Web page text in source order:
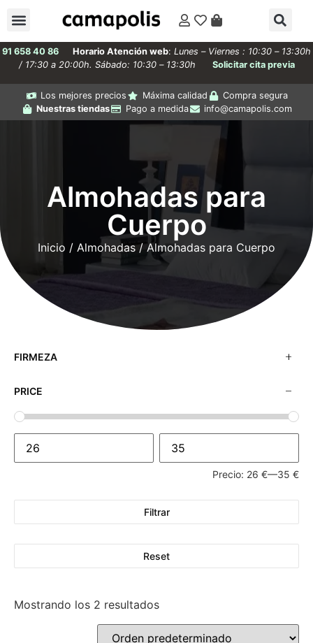
91 658 40 86 Horario Atención web: Lunes – Viernes : 10:30 – 13:30h
/ 17:30 a 20:00h. Sábado: 10:30 – 13:30h
Solicitar cita previa
Los mejores precios Máxima calidad
Compra segura
Nuestras tiendas
Pago a medida info@camapolis.com
Almohadas para
Cuerpo
Inicio / Almohadas/ Almohadas para Cuerpo
FIRMEZA
PRICE
Precio: 26 €—35 €
Filtrar
Reset
Mostrando los 2 resultados